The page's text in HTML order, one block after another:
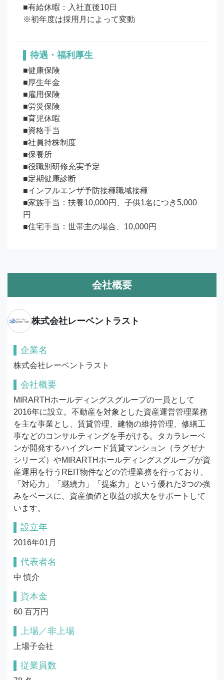
■有給休暇：入社直後10日
待遇・福利厚生
■健康保険
■厚生年金
■雇用保険
■労災保険
■育児休暇
■資格手当
■社員持株制度
■保養所
■役職別研修充実予定
■定期健康診断
■インフルエンザ予防接種職域接種
■家族手当：扶養10,000円、子供1名につき5,000
円
■住宅手当：世帯主の場合、10,000円
会社概要
株式会社レーベントラスト
企業名
株式会社レーベントラスト
会社概要
MIRARTHホールディングスグループの一員として
2016年に設立。不動産を対象とした資産運営管理業務
を主な事業とし、賃貸管理、建物の維持管理、修繕工
事などのコンサルティングを手がける。タカラレーベ
ンが開発するハイグレード賃貸マンション（ラグゼナ
シリーズ）やMIRARTHホールディングスグループが資
産運用を行うREIT物件などの管理業務を行っており、
「対応力」「継続力」「提案力」という優れた3つの強
みをベースに、資産価値と収益の拡大をサポートして
います。
設立年
2016年01月
代表者名
中 慎介
資本金
60 百万円
上場／非上場
上場子会社
従業員数